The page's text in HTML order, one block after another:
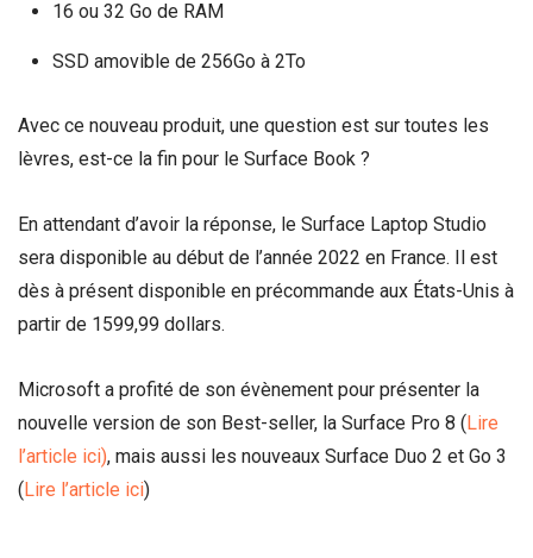
16 ou 32 Go de RAM
SSD amovible de 256Go à 2To
Avec ce nouveau produit, une question est sur toutes les
lèvres, est-ce la fin pour le Surface Book ?
En attendant d’avoir la réponse, le Surface Laptop Studio
sera disponible au début de l’année 2022 en France. Il est
dès à présent disponible en précommande aux États-Unis à
partir de 1599,99 dollars.
Microsoft a profité de son évènement pour présenter la
nouvelle version de son Best-seller, la Surface Pro 8 (Lire
l’article ici), mais aussi les nouveaux Surface Duo 2 et Go 3
(Lire l’article ici)